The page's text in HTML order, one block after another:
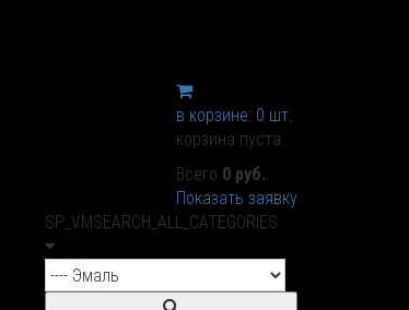
в корзине: 0 шт.
корзина пуста
Всего 0 руб.
Показать заявку
SP_VMSEARCH_ALL_CATEGORIES